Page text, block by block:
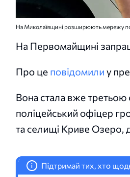
На Миколаївщині розширюють мережу
На Первомайщині
Про це повідомили у
Вона стала вже третьою
поліцейський офіцер
та селищі Криве Озеро,
i Підтримай тих, хто